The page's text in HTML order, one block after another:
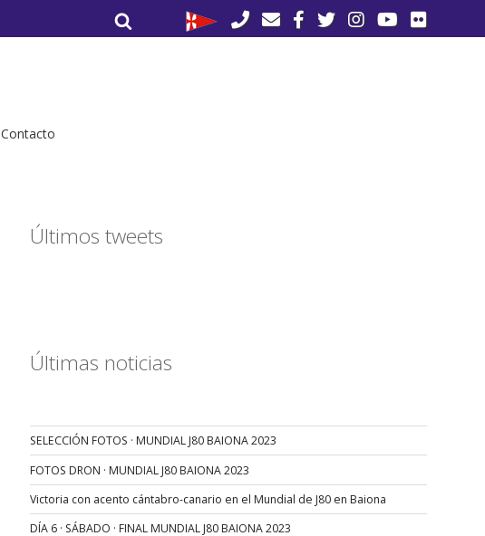
por:
Contacto
Últimos tweets
Últimas noticias
SELECCIÓN FOTOS · MUNDIAL J80 BAIONA 2023
FOTOS DRON · MUNDIAL J80 BAIONA 2023
Victoria con acento cántabro-canario en el Mundial de J80 en Baiona
DÍA 6 · SÁBADO · FINAL MUNDIAL J80 BAIONA 2023